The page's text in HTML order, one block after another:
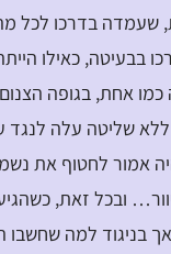
שעמדה בדרכו לכל
בבעיטה, כאילו
אחת, בגופה
שליטה עלה לנגד
אמור לחטוף את
ובכל זאת,
בניגוד למה שחשבו